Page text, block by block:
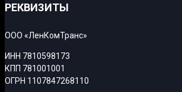
РЕКВИЗИТЫ
ООО «ЛенКомТранс»
ИНН 7810598173
КПП 781001001
ОГРН 1107847268110